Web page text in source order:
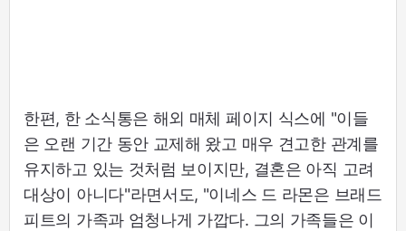
한편, 한 소식통은 해외 매체 페이지 식스에 "이들
은 오랜 기간 동안 교제해 왔고 매우 견고한 관계를
유지하고 있는 것처럼 보이지만, 결혼은 아직 고려
대상이 아니다"라면서도, "이네스 드 라몬은 브래드
피트의 가족과 엄청나게 가깝다. 그의 가족들은 이